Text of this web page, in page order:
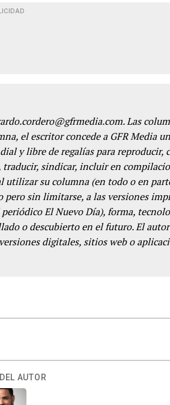
Las
el escritor concede a GFR Media
y libre de regalías para reproducir,
sindicar, incluir en
utilizar su columna (en todo o en
sin limitarse, a las versiones
El Nuevo Día), forma,
o descubierto en el futuro. El
digitales, sitios web o
AUTOR